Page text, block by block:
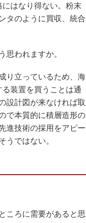
はなり得ない。粉末
タのように買収、統合
われますか。
り立っているため、海
装置を買うことは通
設計図が来なければ取
で本質的に積層造形の
進技術の採用をアピー
うではない。
ころに需要があると思